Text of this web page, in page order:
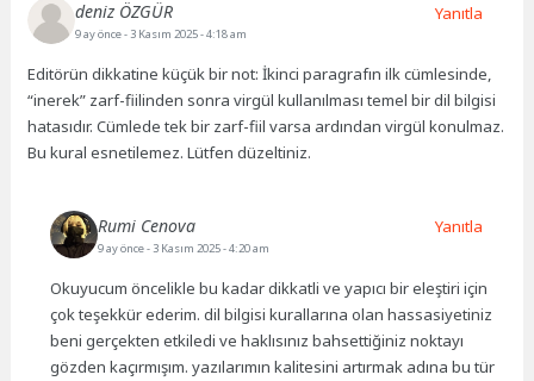
deniz ÖZGÜR
9 ay önce- 3 Kasım 2025 - 4:18 am
Editörün dikkatine küçük bir not: İkinci paragrafın ilk cümlesinde,
“inerek” zarf-fiilinden sonra virgül kullanılması temel bir dil bilgisi
hatasıdır. Cümlede tek bir zarf-fiil varsa ardından virgül konulmaz.
Bu kural esnetilemez. Lütfen düzeltiniz.
Yanıtla
Rumi Cenova
9 ay önce- 3 Kasım 2025 - 4:20 am
Okuyucum öncelikle bu kadar dikkatli ve yapıcı bir eleştiri için
çok teşekkür ederim. dil bilgisi kurallarına olan hassasiyetiniz
beni gerçekten etkiledi ve haklısınız bahsettiğiniz noktayı
gözden kaçırmışım. yazılarımın kalitesini artırmak adına bu tür
Yanıtla